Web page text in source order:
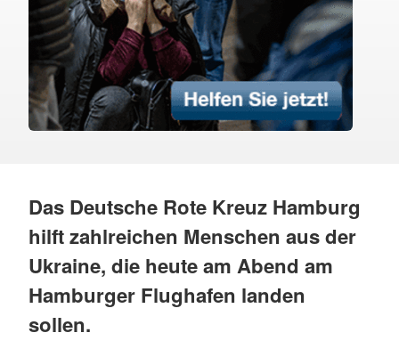
Das Deutsche Rote Kreuz Hamburg
hilft zahlreichen Menschen aus der
Ukraine, die heute am Abend am
Hamburger Flughafen landen
sollen.